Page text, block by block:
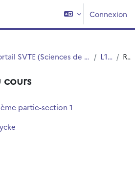
Connexion
Portail SVTE (Sciences de la Vie, de la Terre et de l'Environnement) L1 SVTE S1 Résumé
cours
partie-section 1